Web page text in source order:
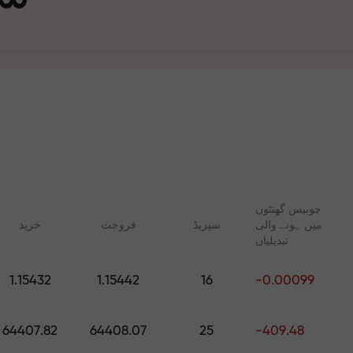
تجارت
آپ کا
خرید فروخت سپریڈ
چوبیس گھنٹوں
میں ہونے والی
تبدیلیاں
1.15432 1.15442 16 -0.00099
64407.82 64408.07 25 -409.48
مراحل کے لیے کورسز اور ویبنرز
روزانہ کی پیش گوئیاں